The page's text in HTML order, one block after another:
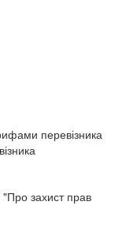
перевізника
"Про захист прав